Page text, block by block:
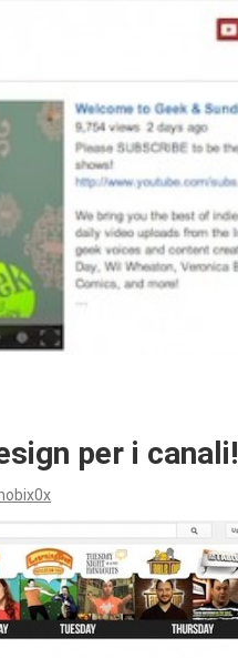
per i canali!